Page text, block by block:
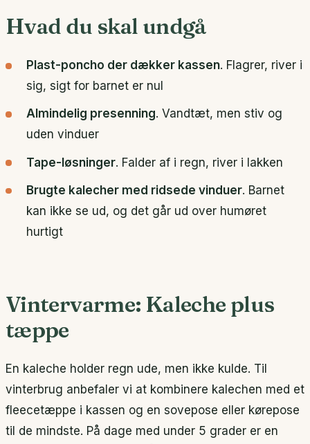
Hvad du skal undgå
Plast-poncho der dækker kassen. Flagrer, river i
sig, sigt for barnet er nul
Almindelig presenning. Vandtæt, men stiv og
uden vinduer
Tape-løsninger. Falder af i regn, river i lakken
Brugte kalecher med ridsede vinduer. Barnet
kan ikke se ud, og det går ud over humøret
hurtigt
Vintervarme: Kaleche plus
tæppe
En kaleche holder regn ude, men ikke kulde. Til
vinterbrug anbefaler vi at kombinere kalechen med et
fleecetæppe i kassen og en sovepose eller kørepose
til de mindste. På dage med under 5 grader er en